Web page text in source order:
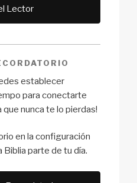
Lector
establecer
para conectarte
que nunca te lo pierdas!
en la configuración
Biblia parte de tu día.